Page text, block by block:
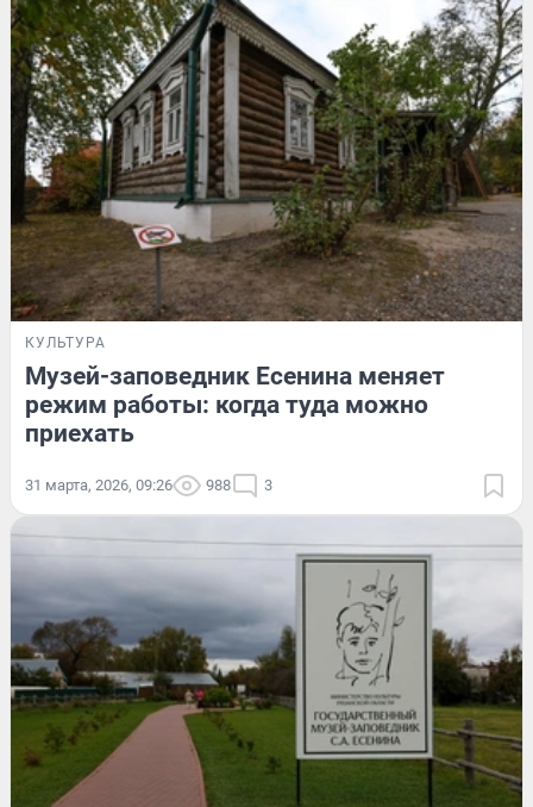
КУЛЬТУРА
Музей-заповедник Есенина меняет
режим работы: когда туда можно
приехать
31 марта, 2026, 09:26 988 3